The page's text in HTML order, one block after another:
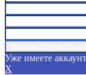
Уже имеете
X